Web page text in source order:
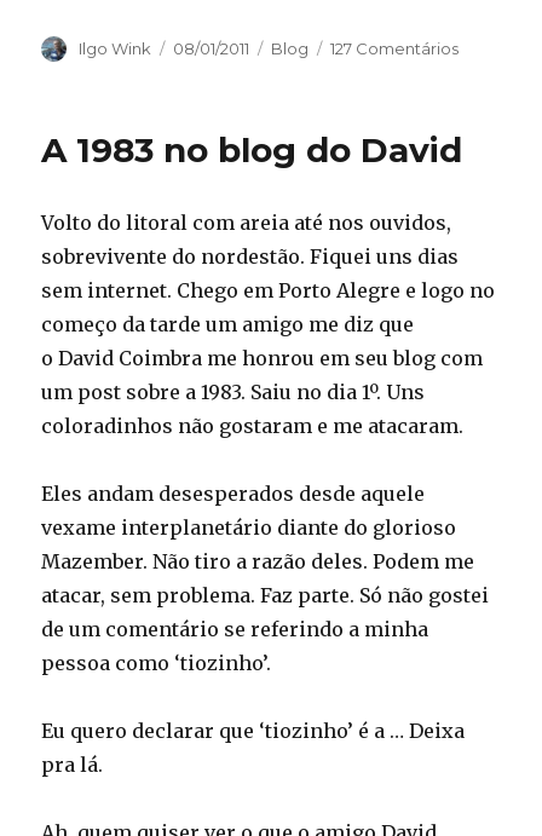
Autor
Ilgo Wink
Publicado
08/01/2011 Categorias
Blog 127 Comentários
A 1983 no blog do David
Volto do litoral com areia até nos ouvidos,
sobrevivente do nordestão. Fiquei uns dias
sem internet. Chego em Porto Alegre e logo no
começo da tarde um amigo me diz que
o David Coimbra me honrou em seu blog com
um post sobre a 1983. Saiu no dia 1º. Uns
coloradinhos não gostaram e me atacaram.
Eles andam desesperados desde aquele
vexame interplanetário diante do glorioso
Mazember. Não tiro a razão deles. Podem me
atacar, sem problema. Faz parte. Só não gostei
de um comentário se referindo a minha
pessoa como ‘tiozinho’.
Eu quero declarar que ‘tiozinho’ é a … Deixa
pra lá.